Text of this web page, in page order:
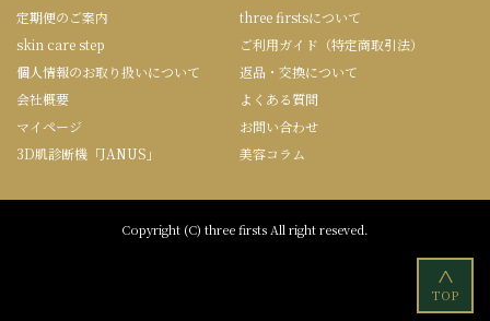
定期便のご案内
three firstsについて
skin care step
ご利用ガイド（特定商取引法）
個人情報のお取り扱いについて
返品・交換について
会社概要
よくある質問
マイページ
お問い合わせ
3D肌診断機「JANUS」
美容コラム
Copyright (C) three firsts All right reseved.
<
TOP